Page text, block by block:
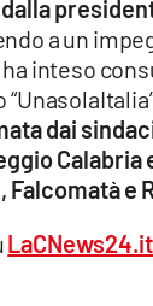
a un
inteso
dai
Calabria
Falcomatà e